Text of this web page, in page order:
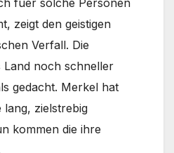
zeigt den geistigen
Verfall. Die
Land noch schneller
gedacht. Merkel hat
lang, zielstrebig
kommen die ihre